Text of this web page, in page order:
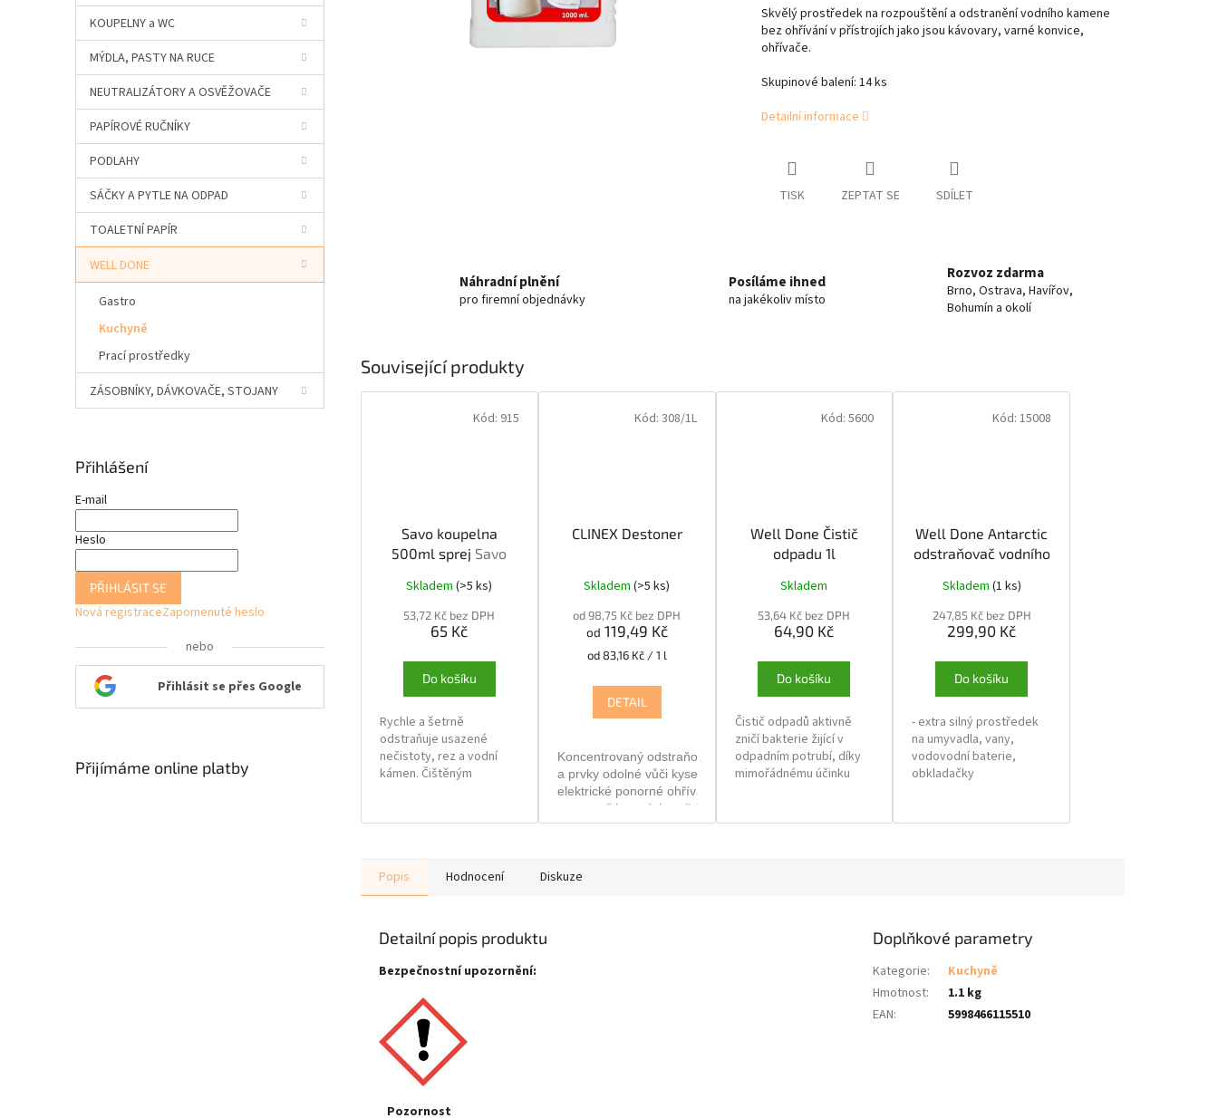
KOUPELNY a WC
MÝDLA, PASTY NA RUCE
NEUTRALIZÁTORY A OSVĚŽOVAČE
PAPÍROVÉ RUČNÍKY
PODLAHY
SÁČKY A PYTLE NA ODPAD
TOALETNÍ PAPÍR
WELL DONE
Gastro
Kuchyně
Prací prostředky
ZÁSOBNÍKY, DÁVKOVAČE, STOJANY
Přihlášení
E-mail
Heslo
PŘIHLÁSIT SE
Nová registraceZapomenuté heslo
nebo
Přihlásit se přes Google
Přijímáme online platby
Skvělý prostředek na rozpouštění a odstranění vodního kamene
bez ohřívání v přístrojích jako jsou kávovary, varné konvice,
ohřívače.
Skupinové balení: 14 ks
Detailní informace
TISK ZEPTAT SE SDÍLET
Náhradní plnění
pro firemní objednávky
Posíláme ihned
na jakékoliv místo
Rozvoz zdarma
Brno, Ostrava, Havířov,
Bohumín a okolí
Související produkty
Savo koupelna
500ml sprej Savo
sprej
Skladem(>5 ks)
53,72 Kč bez DPH
65 Kč
Do košíku
Rychle a šetrně
odstraňuje usazené
nečistoty, rez a vodní
kámen. Čištěným
Kód: 915
CLINEX Destoner
Skladem(>5 ks)
od 98,75 Kč bez DPH
od 119,49 Kč
Měrná
od 83,16 Kč / 1 l
DETAIL
Koncentrovaný odstraňovač vodního kamene na kuchyňské spotřebiče
a prvky odolné vůči kyselinám. Zvláště se doporučuje pro rychlovarné konvice,
elektrické ponorné ohřívače, kávovary, dřezy, sprchové podstavce a všechny
typy poniklovaných, měděných a nerezových povrchů. Odstraňuje vodní
kámen z povrchů a dodává jim lesklý vzhled bez poškození.
Kód: 308/1L
Well Done Čistič
odpadu 1l
Skladem
53,64 Kč bez DPH
64,90 Kč
Do košíku
Čistič odpadů aktivně
zničí bakterie žijící v
odpadním potrubí, díky
mimořádnému účinku
usazeniny. Ideální použití
Kód:5600
Well Done Antarctic
odstraňovač vodního
Skladem (1 ks)
247,85 Kč bez DPH
299,90 Kč
Do košíku
- extra silný prostředek
na umyvadla, vany,
vodovodní baterie,
obkladačky
špínu
Skupinové balení: 5 ks
Kód: 15008
Popis Hodnocení Diskuze
Detailní popis produktu
Bezpečnostní upozornění:
Pozornost
Doplňkové parametry
Kategorie:
Kuchyně
Hmotnost:
1.1 kg
EAN: 5998466115510